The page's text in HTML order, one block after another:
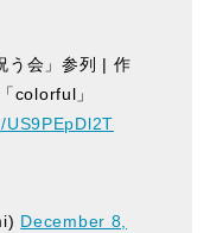
う会」参列 | 作
colorful」
December 8,